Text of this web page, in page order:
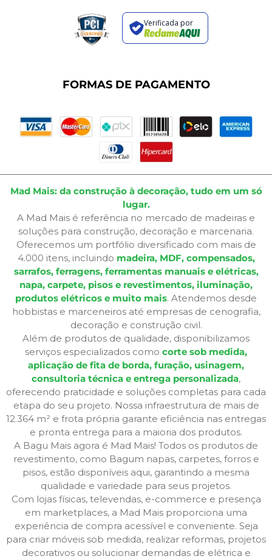
Regras de Promoções
Termos de Uso
Plano de Corte
Verificada por
FORMAS DE PAGAMENTO
Mad Mais: da construção à decoração, tudo em um só
lugar.
A Mad Mais é referência no mercado de madeiras e
soluções para construção, decoração e marcenaria.
Oferecemos um portfólio diversificado com mais de
4.000 itens, incluindo madeira, MDF, compensados,
sarrafos, ferragens, ferramentas manuais e elétricas,
napa, carpete, pisos e revestimentos, iluminação,
produtos elétricos e muito mais. Atendemos desde
hobbistas e marceneiros até empresas de cenografia,
decoração e construção civil.
Além de produtos de qualidade, disponibilizamos
serviços especializados como corte sob medida,
aplicação de fita de borda, furação, usinagem,
consultoria técnica e entrega personalizada,
oferecendo praticidade e soluções completas para cada
etapa do seu projeto. Nossa infraestrutura de mais de
12.364 m² e frota própria garante eficiência nas entregas
e pronta entrega para a maioria dos produtos.
A Bagu Mais agora é Mad Mais! Todos os produtos de
revestimento, como Bagum napas, carpetes, forros e
pisos, estão disponíveis aqui, garantindo a mesma
qualidade e variedade para seus projetos.
Com lojas físicas, televendas, e-commerce e presença
em marketplaces, a Mad Mais proporciona uma
experiência de compra acessível e conveniente. Seja
para criar móveis sob medida, realizar reformas, projetos
decorativos ou solucionar demandas de elétrica e